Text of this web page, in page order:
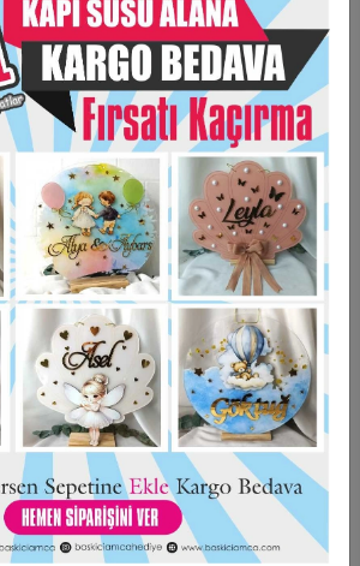
bulunmaktadır.
İade kabul edilmemektedir.
geçiniz
Güvenli Alışveriş İade ve Değişim